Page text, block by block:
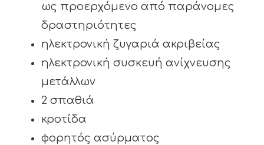
ως προερχόμενο από παράνομες
δραστηριότητες
ηλεκτρονική ζυγαριά ακριβείας
ηλεκτρονική συσκευή ανίχνευσης
μετάλλων
2 σπαθιά
κροτίδα
φορητός ασύρματος